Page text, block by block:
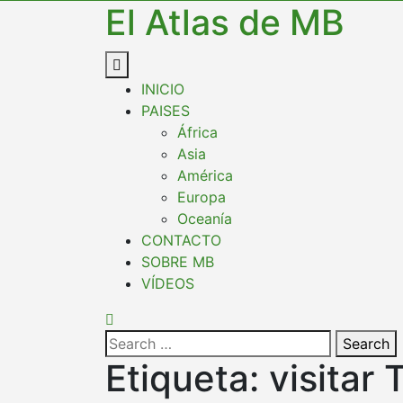
El Atlas de MB
INICIO
PAISES
África
Asia
América
Europa
Oceanía
CONTACTO
SOBRE MB
VÍDEOS
Search
Etiqueta: visitar